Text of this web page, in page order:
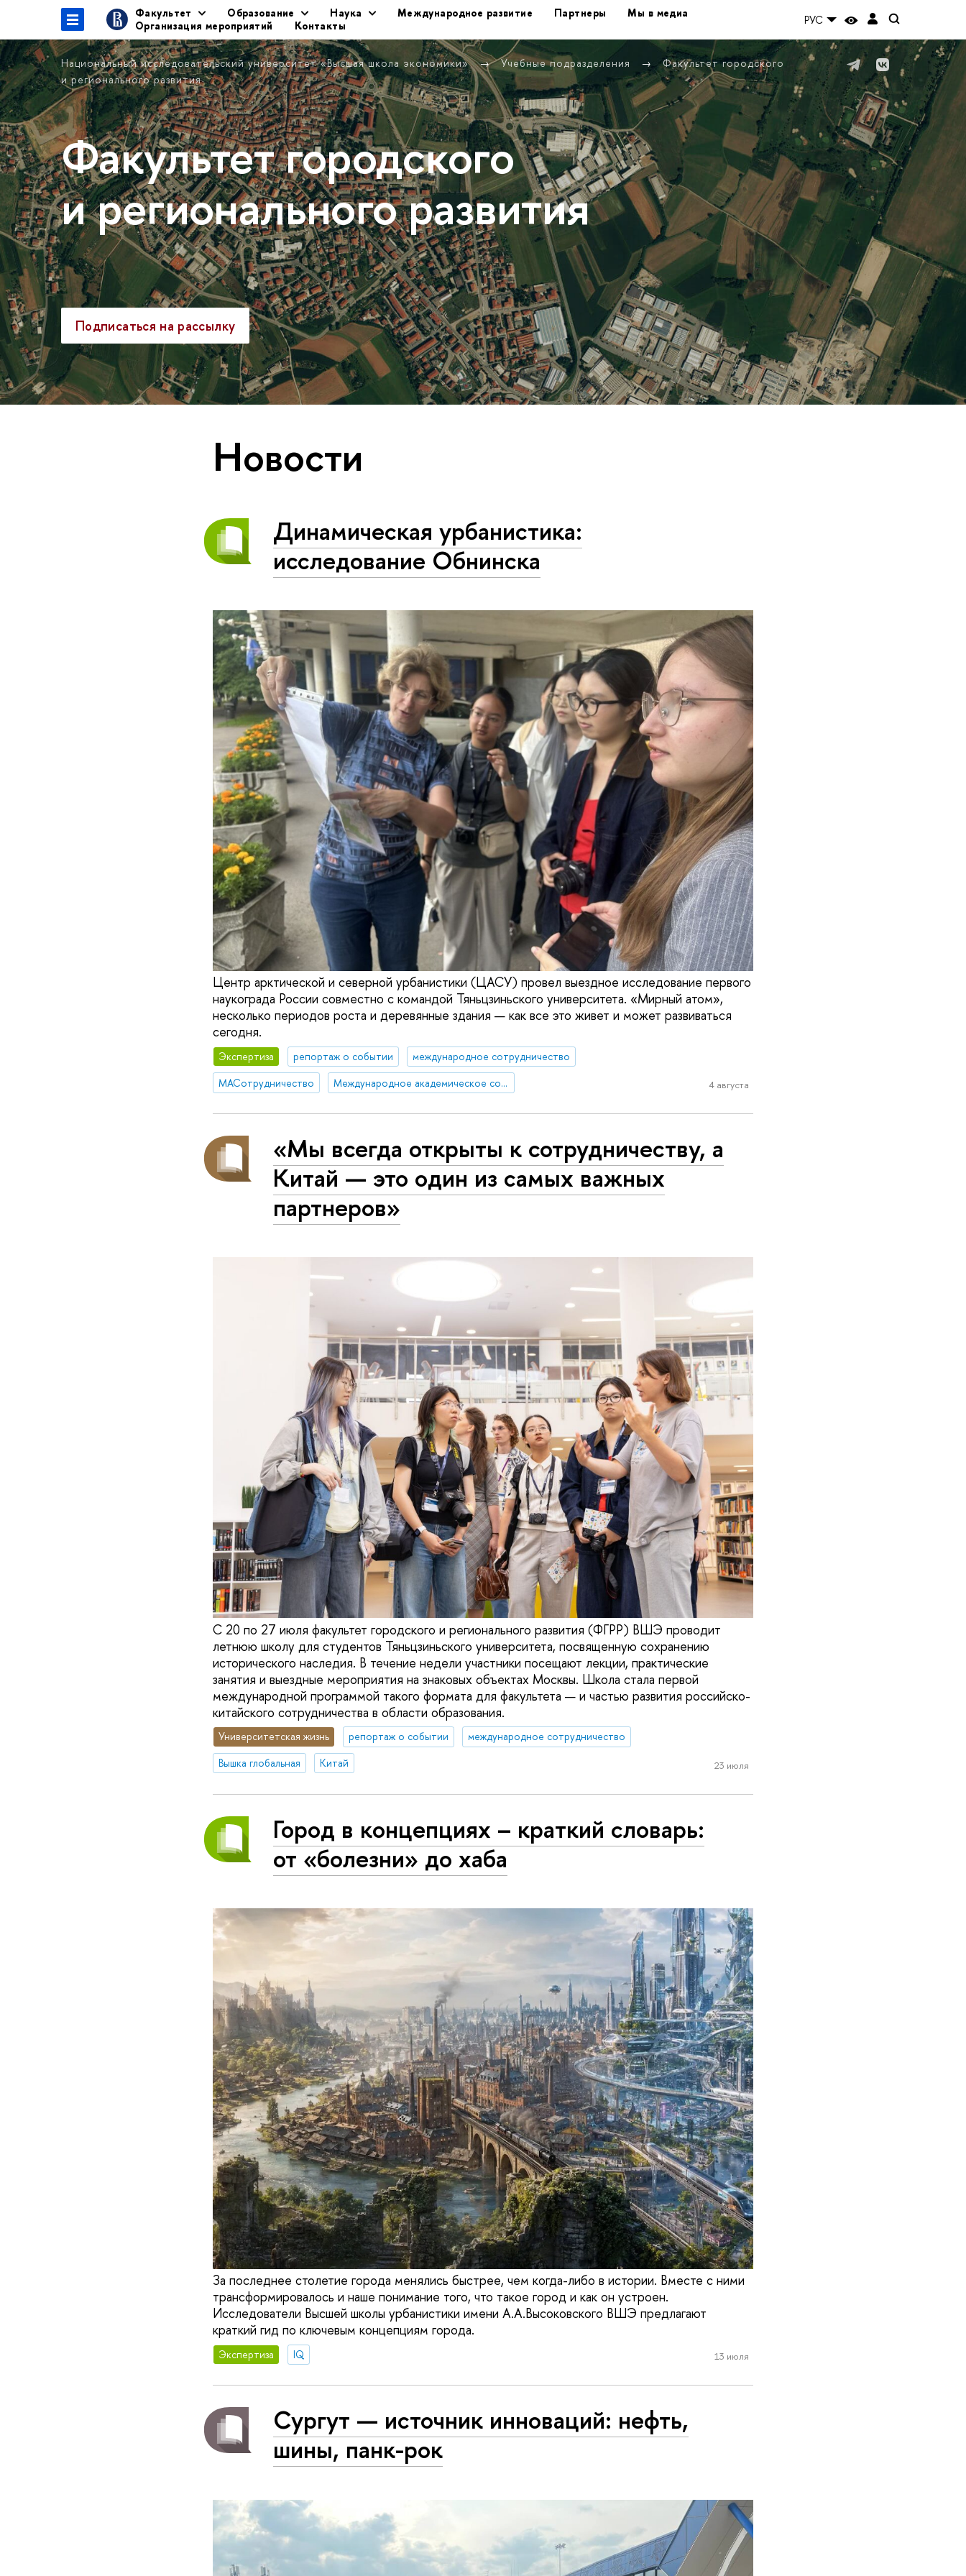
Факультет Образование Наука Международное развитие Партнеры
Мы в медиа
Организация мероприятий
Контакты РУС
Национальный исследовательский университет «Высшая школа экономики» Учебные подразделения
Факультет городского
и регионального развития
Факультет городского
и регионального развития
Подписаться на рассылку
Новости
Динамическая урбанистика:
исследование Обнинска
Центр арктической и северной урбанистики (ЦАСУ) провел выездное исследование первого
наукограда России совместно с командой Тяньцзиньского университета. «Мирный атом»,
несколько периодов роста и деревянные здания — как все это живет и может развиваться
сегодня.
Экспертиза репортаж о событии
международное сотрудничество
МАСотрудничество
Международное академическое сотрудничество 4 августа
«Мы всегда открыты к сотрудничеству, а
Китай — это один из самых важных
партнеров»
С 20 по 27 июля факультет городского и регионального развития (ФГРР) ВШЭ проводит
летнюю школу для студентов Тяньцзиньского университета, посвященную сохранению
исторического наследия. В течение недели участники посещают лекции, практические
занятия и выездные мероприятия на знаковых объектах Москвы. Школа стала первой
международной программой такого формата для факультета — и частью развития российско-
китайского сотрудничества в области образования.
Университетская жизнь репортаж о событии
международное сотрудничество
Вышка глобальная
Китай 23 июля
Город в концепциях – краткий словарь:
от «болезни» до хаба
За последнее столетие города менялись быстрее, чем когда-либо в истории. Вместе с ними
трансформировалось и наше понимание того, что такое город и как он устроен.
Исследователи Высшей школы урбанистики имени А.А.Высоковского ВШЭ предлагают
краткий гид по ключевым концепциям города.
Экспертиза IQ 13 июля
Сургут — источник инноваций: нефть,
шины, панк-рок